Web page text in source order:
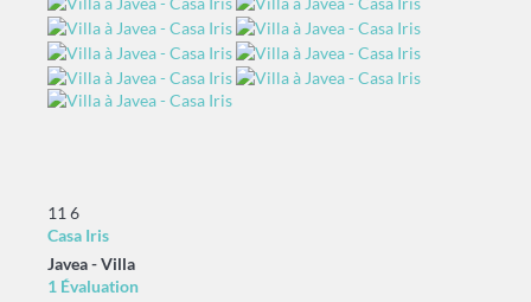
11 6
Casa Iris
Javea -Villa
1 Évaluation